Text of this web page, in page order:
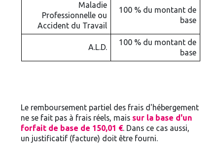
Maladie
Professionnelle ou
Accident du Travail
100 % du montant de
base
A.L.D.
100 % du montant de
base
Le remboursement partiel des frais d'hébergement
ne se fait pas à frais réels, mais sur la base d'un
forfait de base de 150,01 €. Dans ce cas aussi,
un justificatif (facture) doit être fourni.